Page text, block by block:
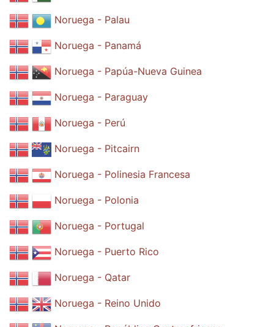
Noruega - Palau
Noruega - Panamá
Noruega - Papúa-Nueva Guinea
Noruega - Paraguay
Noruega - Perú
Noruega - Pitcairn
Noruega - Polinesia Francesa
Noruega - Polonia
Noruega - Portugal
Noruega - Puerto Rico
Noruega - Qatar
Noruega - Reino Unido